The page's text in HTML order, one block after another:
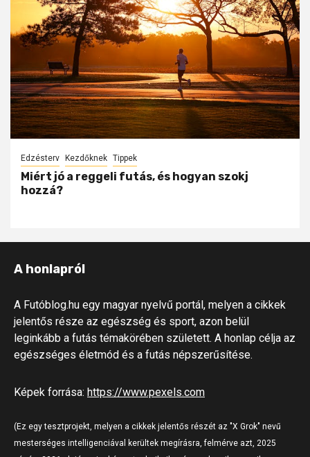
Edzésterv Kezdőknek Tippek
Miért jó a reggeli futás, és hogyan szokj
hozzá?
A honlapról
A Futóblog.hu egy magyar nyelvű portál, melyen a cikkek
jelentős része az egészség és sport, azon belül
leginkább a futás témakörében született. A honlap célja az
egészséges életmód és a futás népszerűsítése.
Képek forrása: https://www.pexels.com
(Ez egy tesztprojekt, melyen a cikkek jelentős részét az "X Grok" nevű
mesterséges intelligenciával kerültek megírásra, felmérve azt, 2025